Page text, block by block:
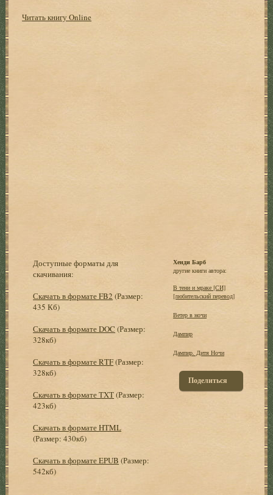
Читать книгу Online
Доступные форматы для
скачивания:
Скачать в формате FB2 (Размер:
435 Кб)
Скачать в формате DOC (Размер:
328кб)
Скачать в формате RTF(Размер:
328кб)
Скачать в формате TXT(Размер:
423кб)
Скачать в формате HTML
(Размер: 430кб)
Скачать в формате EPUB (Размер:
542кб)
Хенди Барб
другие книги автора:
В тени и мраке [СИ]
[любительский перевод]
Ветер в ночи
Дампир
Дампир. Дитя Ночи
Поделиться